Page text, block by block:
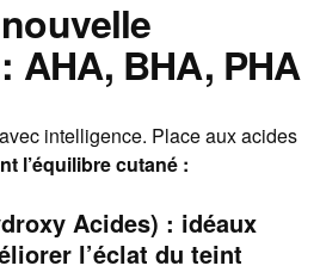
AHA, BHA, PHA
intelligence. Place aux acides
l’équilibre cutané :
Acides) : idéaux
l’éclat du teint